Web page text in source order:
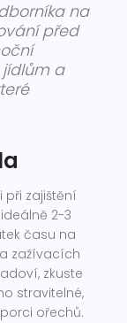
na
před
jídlům a
zajištění
2-3
času na
zažívacích
zkuste
stravitelné,
ořechů.